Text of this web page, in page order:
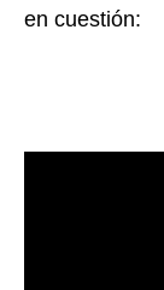
en cuestión: